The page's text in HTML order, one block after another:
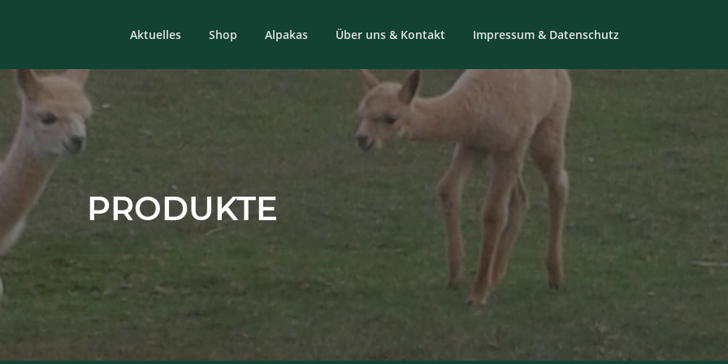
Aktuelles Shop Alpakas Über uns & Kontakt Impressum & Datenschutz
PRODUKTE